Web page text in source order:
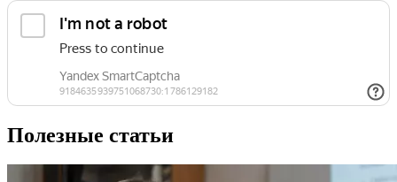
Полезные статьи